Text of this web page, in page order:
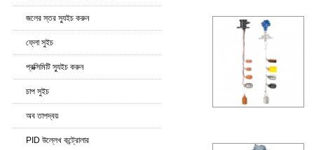
জলের স্তর স্যুইচ করুন
ফ্লো সুইচ
প্রক্সিমিটি স্যুইচ করুন
চাপ সুইচ
অব তাপদ্বয়
PID উল্লেখ কন্ট্রোলার